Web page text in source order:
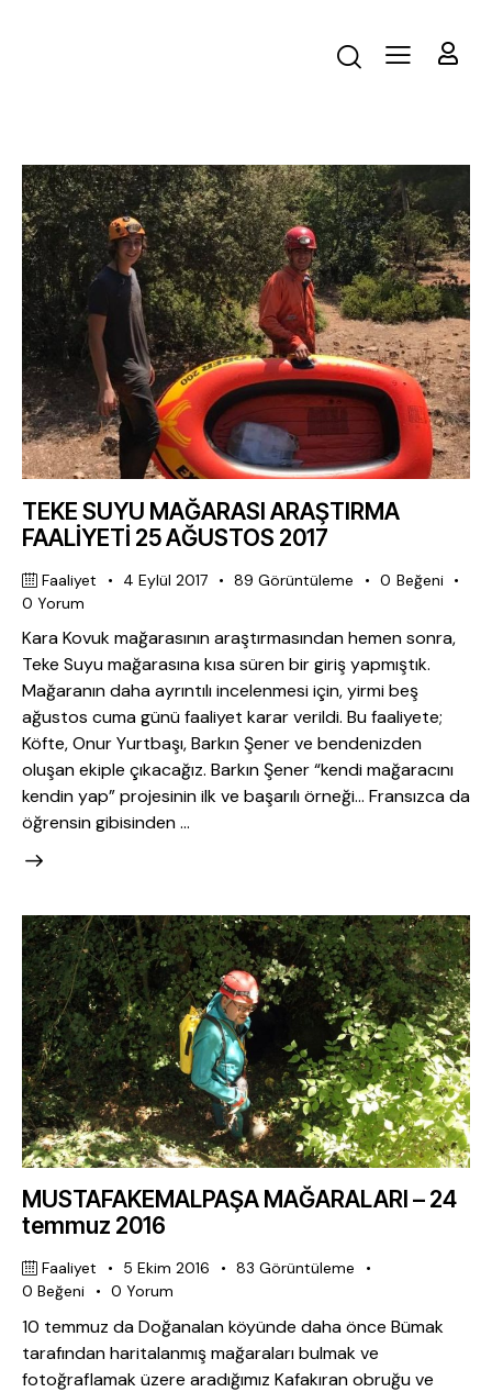
TEKE SUYU MAĞARASI ARAŞTIRMA
FAALİYETİ 25 AĞUSTOS 2017
Faaliyet 4 Eylül 2017 89 Görüntüleme 0 Beğeni
0 Yorum
Kara Kovuk mağarasının araştırmasından hemen sonra,
Teke Suyu mağarasına kısa süren bir giriş yapmıştık.
Mağaranın daha ayrıntılı incelenmesi için, yirmi beş
ağustos cuma günü faaliyet karar verildi. Bu faaliyete;
Köfte, Onur Yurtbaşı, Barkın Şener ve bendenizden
oluşan ekiple çıkacağız. Barkın Şener “kendi mağaracını
kendin yap” projesinin ilk ve başarılı örneği… Fransızca da
öğrensin gibisinden …
MUSTAFAKEMALPAŞA MAĞARALARI – 24
temmuz 2016
Faaliyet 5 Ekim 2016 83 Görüntüleme
0 Beğeni 0 Yorum
10 temmuz da Doğanalan köyünde daha önce Bümak
tarafından haritalanmış mağaraları bulmak ve
fotoğraflamak üzere aradığımız Kafakıran obruğu ve